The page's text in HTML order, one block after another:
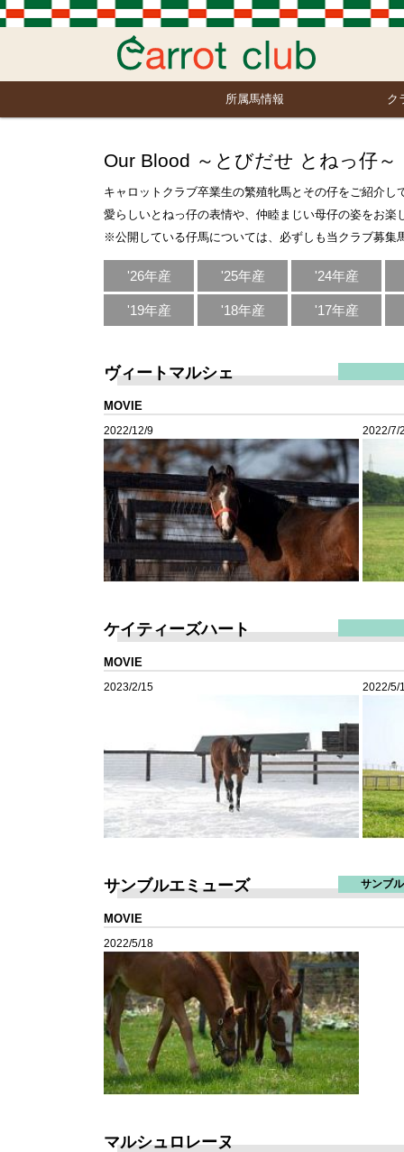
所属馬情報 ク
Our Blood ～とびだせ とねっ仔～
キャロットクラブ卒業生の繁殖牝馬とその仔をご紹介し
愛らしいとねっ仔の表情や、仲睦まじい母仔の姿をお楽
※公開している仔馬については、必ずしも当クラブ募集
'26年産 '25年産 '24年産
'19年産 '18年産 '17年産
ヴィートマルシェ
MOVIE
2022/12/9 2022/7/
ケイティーズハート
MOVIE
2023/2/15 2022/5/
サンブルエミューズ サンブ
MOVIE
2022/5/18
マルシュロレーヌ